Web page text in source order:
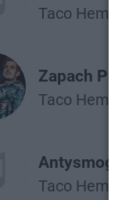
Taco
Zapach
Taco
Taco